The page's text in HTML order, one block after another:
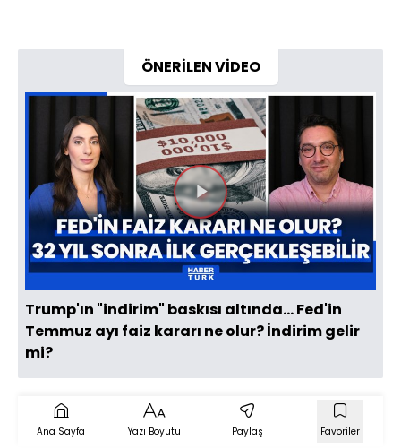
ÖNERİLEN VİDEO
Videoyu
Oynat
Trump'ın "indirim" baskısı altında... Fed'in
Temmuz ayı faiz kararı ne olur? İndirim gelir
mi?
Ana Sayfa Yazı Boyutu Paylaş Favoriler